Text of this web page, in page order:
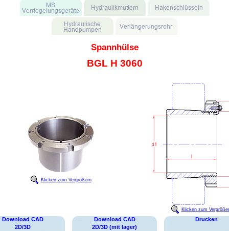
Spannhülse
BGL H 3060
Klicken zum Vergrößern
Klicken zum
Download CAD
2D/3D
Download CAD
2D/3D (mit lager)
Drucken